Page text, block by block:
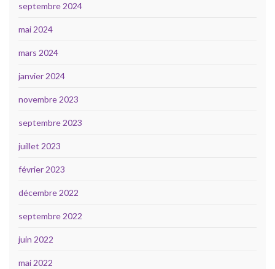
septembre 2024
mai 2024
mars 2024
janvier 2024
novembre 2023
septembre 2023
juillet 2023
février 2023
décembre 2022
septembre 2022
juin 2022
mai 2022